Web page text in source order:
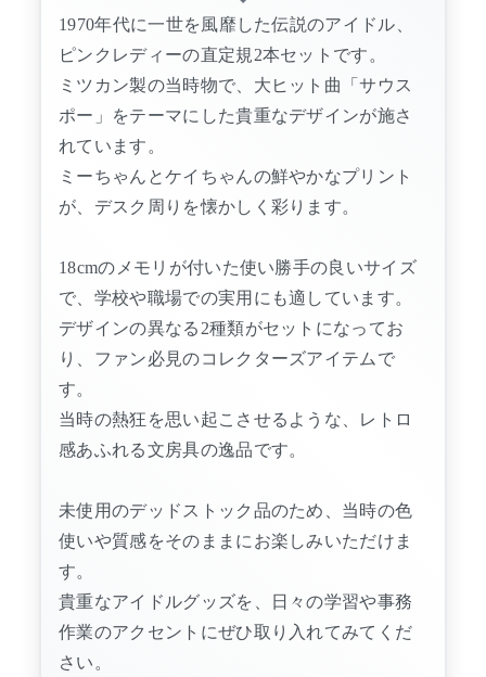
1970年代に一世を風靡した伝説のアイドル、
ピンクレディーの直定規2本セットです。
ミツカン製の当時物で、大ヒット曲「サウス
ポー」をテーマにした貴重なデザインが施さ
れています。
ミーちゃんとケイちゃんの鮮やかなプリント
が、デスク周りを懐かしく彩ります。
18cmのメモリが付いた使い勝手の良いサイズ
で、学校や職場での実用にも適しています。
デザインの異なる2種類がセットになってお
り、ファン必見のコレクターズアイテムで
す。
当時の熱狂を思い起こさせるような、レトロ
感あふれる文房具の逸品です。
未使用のデッドストック品のため、当時の色
使いや質感をそのままにお楽しみいただけま
す。
貴重なアイドルグッズを、日々の学習や事務
作業のアクセントにぜひ取り入れてみてくだ
さい。